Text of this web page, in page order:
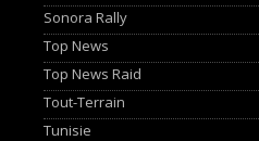
Sonora Rally
Top News
Top News Raid
Tout-Terrain
Tunisie